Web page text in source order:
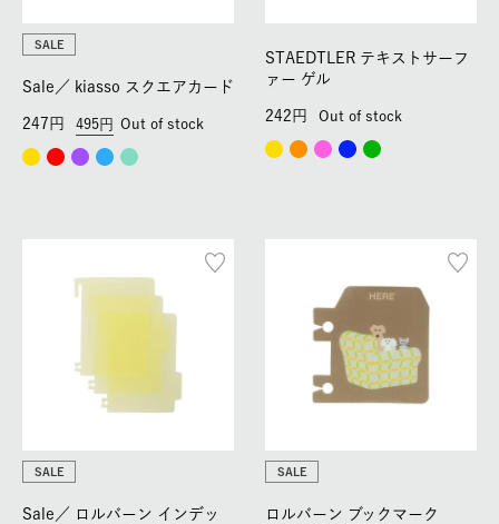
SALE
Sale／ kiasso スクエアカード
495
247 Out of stock
STAEDTLER テキストサーフ
ァー ゲル
242 Out of stock
SALE
Sale／
ロルバーン インデッ
SALE
ロルバーン ブックマーク